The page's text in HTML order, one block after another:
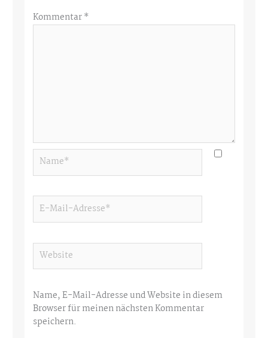
Kommentar*
Name*
E-
Mail-
Website
Name, E-Mail-Adresse und Website in diesem
Browser für meinen nächsten Kommentar
speichern.